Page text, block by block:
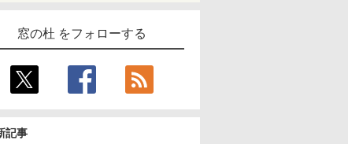
窓の杜 をフォローする
記事